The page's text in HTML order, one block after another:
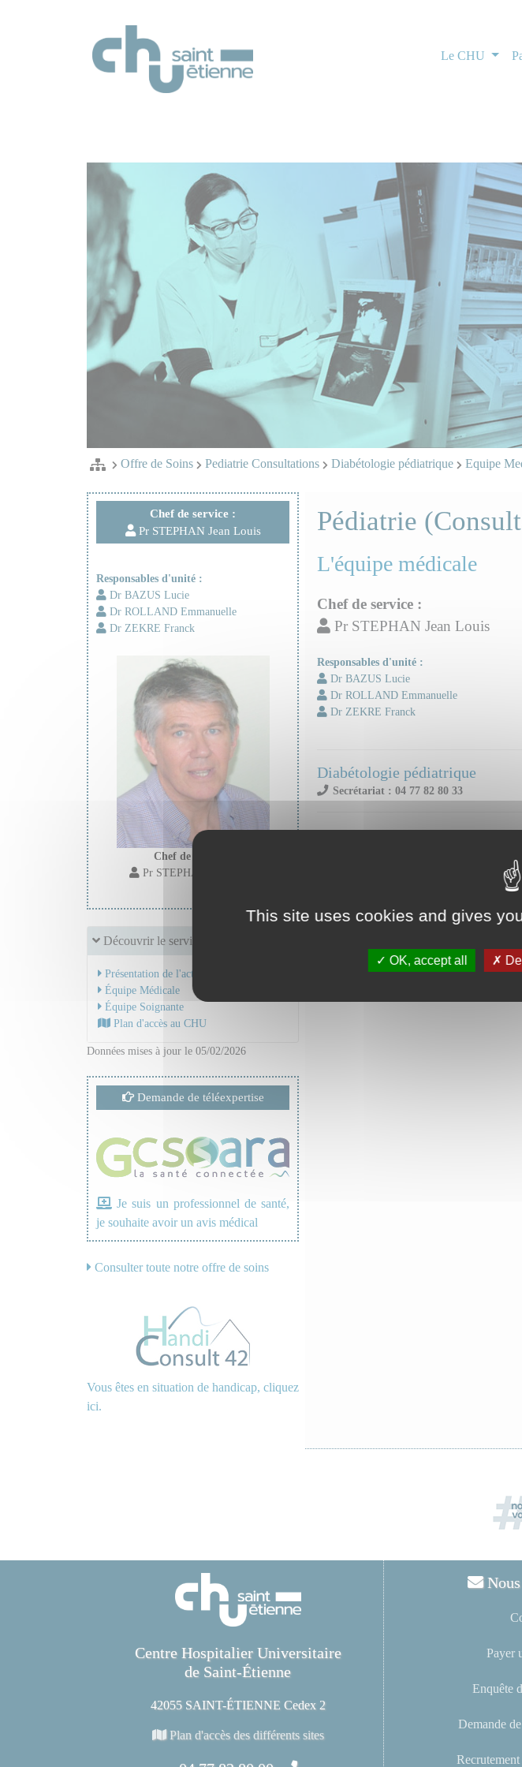
Le CHU
Offre de Soins Pediatrie Consultations Diabétologie pédiatrique Equipe
Chef de service :
Pr STEPHAN Jean Louis
Responsables d'unité :
Dr BAZUS Lucie
Dr ROLLAND Emmanuelle
Dr ZEKRE Franck
Chef de service :
Pr STEPHAN Jean Louis
Découvrir le service
Présentation de l'activité
Équipe Médicale
Équipe Soignante
Plan d'accès au CHU
Données mises à jour le 05/02/2026
Demande de téléexpertise
Je suis un professionnel de santé,
je souhaite avoir un avis médical
Consulter toute notre offre de soins
Vous êtes en situation de handicap, cliquez
ici.
Pédiatrie
L'équipe médicale
Chef de service :
Pr STEPHAN Jean Louis
Responsables d'unité :
Dr BAZUS Lucie
Dr ROLLAND Emmanuelle
Dr ZEKRE Franck
Diabétologie pédiatrique
Secrétariat : 04 77 82 80 33
Mail et ligne directe : professionnels,
Mail et ligne directe : professionnels,
Centre Hospitalier Universitaire
de Saint-Étienne
42055 SAINT-ÉTIENNE Cedex 2
Plan d'accès des différents sites
Nous
Payer
Enquête
Demande
This site uses cookies and gives
OK, accept all